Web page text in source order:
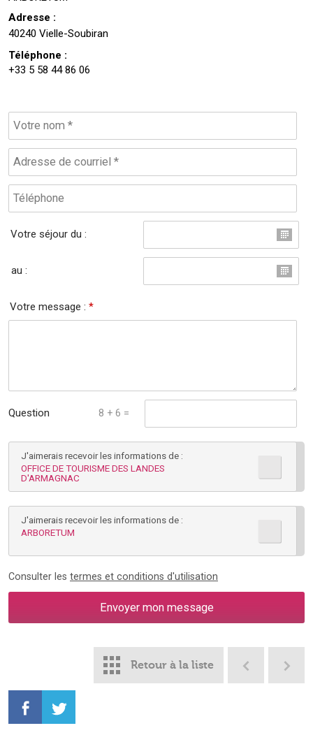
Adresse :
40240 Vielle-Soubiran
Téléphone :
+33 5 58 44 86 06
Votre séjour du :
au :
Votre message :*
Question
mathématique :
8 + 6 =
J'aimerais recevoir les informations de :
OFFICE DE TOURISME DES LANDES
D'ARMAGNAC
J'aimerais recevoir les informations de :
ARBORETUM
Consulter les termes et conditions d'utilisation
Retour à la liste